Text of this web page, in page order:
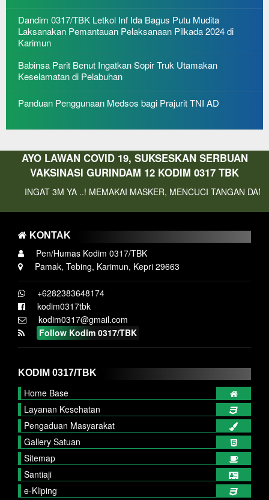
Dandim 0317/TBK Letkol Inf Ida Bagus Putu Mudita
Laksanakan Pemantauan Pelaksanaan Pilkada 2024 di
Karimun
Babinsa Parit Benut Ingatkan Sopir Truk Utamakan
Keselamatan di Pelabuhan
Panduan Penggunaan Medsos bagi Prajurit TNI AD
AYO LAWAN COVID 19, SUKSESKAN SERBUAN
VAKSINASI GURINDAM 12 KODIM 0317 TBK
YA ..! MEMAKAI MASKER, MENCUCI TANGAN DAN MENJAGA
KONTAK
Pen/Humas Kodim 0317/TBK
Pamak, Tebing, Karimun, Kepri 29663
+6282383648174
kodim0317tbk
kodim0317@gmail.com
Follow Kodim 0317/TBK
KODIM 0317/TBK
Home Base
Layanan Kesehatan
Pengaduan Masyarakat
Gallery Satuan
Sitemap
Santiaji
e-Kliping